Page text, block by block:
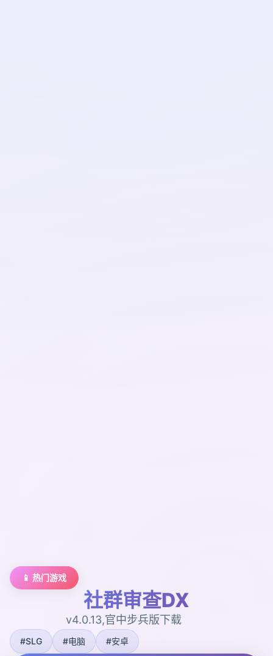
📱 热门游戏
社群审查DX
v4.0.13,官中步兵版下载
#SLG #电脑 #安卓